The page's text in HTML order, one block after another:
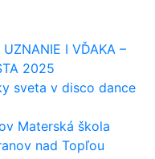
UZNANIE I VĎAKA –
2025
sveta v disco dance
Materská škola
nad Topľou